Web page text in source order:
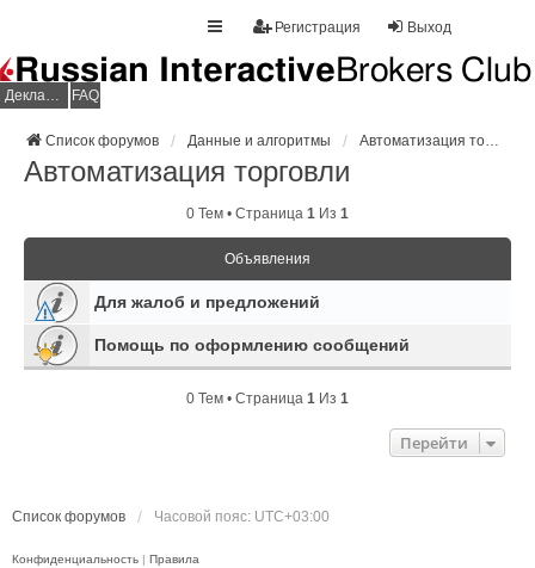
Выход
Регистрация
Декларация НДФЛ FAQ
Список форумов Данные и алгоритмы Автоматизация торговли
Автоматизация торговли
0 Тем • Страница 1 Из 1
Объявления
Для жалоб и предложений
Помощь по оформлению сообщений
0 Тем • Страница 1 Из 1
Перейти
Список форумов Часовой пояс: UTC+03:00
Конфиденциальность | Правила